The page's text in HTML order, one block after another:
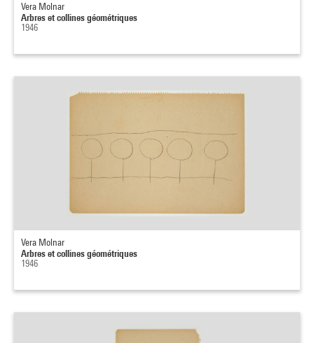
Vera Molnar
Arbres et collines géométriques
1946
Vera Molnar
Arbres et collines géométriques
1946